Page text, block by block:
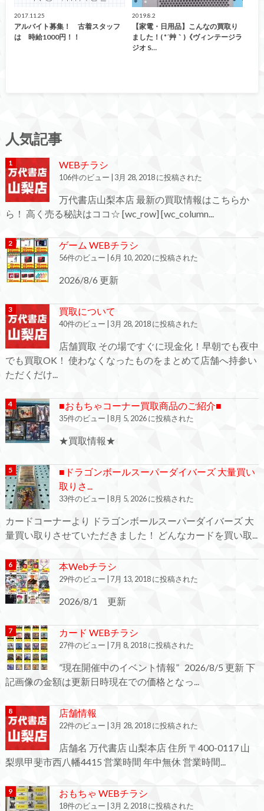
2017.11.25
アルバイト募集！ 古着スタッフ
は 時給1000円！！
2019.8.2
【家電・日用品】こんなの買取り
ました！( *´艸｀)《ヴィンテージラ
ジオ S…
人気記事
WEBチラシ
106件のビュー | 3月 28, 2018 に投稿された
万代書店山梨本店 最新の買取情報はこちらか
ら！ 高く売る秘訣はココ☆ [wc_row] [wc_column...
ゲーム WEBチラシ
56件のビュー |6月 10, 2020 に投稿された
2026/8/6 更新
買取について
40件のビュー | 3月 28, 2018 に投稿された
店舗買取 その場ですぐに現金化！早朝でも夜中
でも買取OK！ 使わなくなったものをまとめて店舗へ持参い
ただくだけ...
■おもちゃコーナー買取商品のご紹介■
35件のビュー | 8月 5, 2026 に投稿された
★買取情報★
■ドラゴンボールスーパーダイバーズ 大量買い
取りさ...
33件のビュー | 8月 5, 2026 に投稿された
カードコーナーより ドラゴンボールスーパーダイバーズ 大
量買い取りさせていただきました！ どんなカードを買い取...
本Webチラシ
29件のビュー | 7月 13, 2018 に投稿された
2026/8/1 更新
カード WEBチラシ
27件のビュー | 7月 8, 2018 に投稿された
”現在開催中のイベント情報” 2026/8/5 更新 下
記画像の金額は更新日時現在での価格となっ...
店舗情報
22件のビュー | 3月 28, 2018 に投稿された
店舗名 万代書店 山梨本店 住所 〒400-0117 山
梨県甲斐市西八幡4415 営業時間 年中無休 営業時間...
おもちゃ WEBチラシ
18件のビュー | 3月 2, 2018 に投稿された